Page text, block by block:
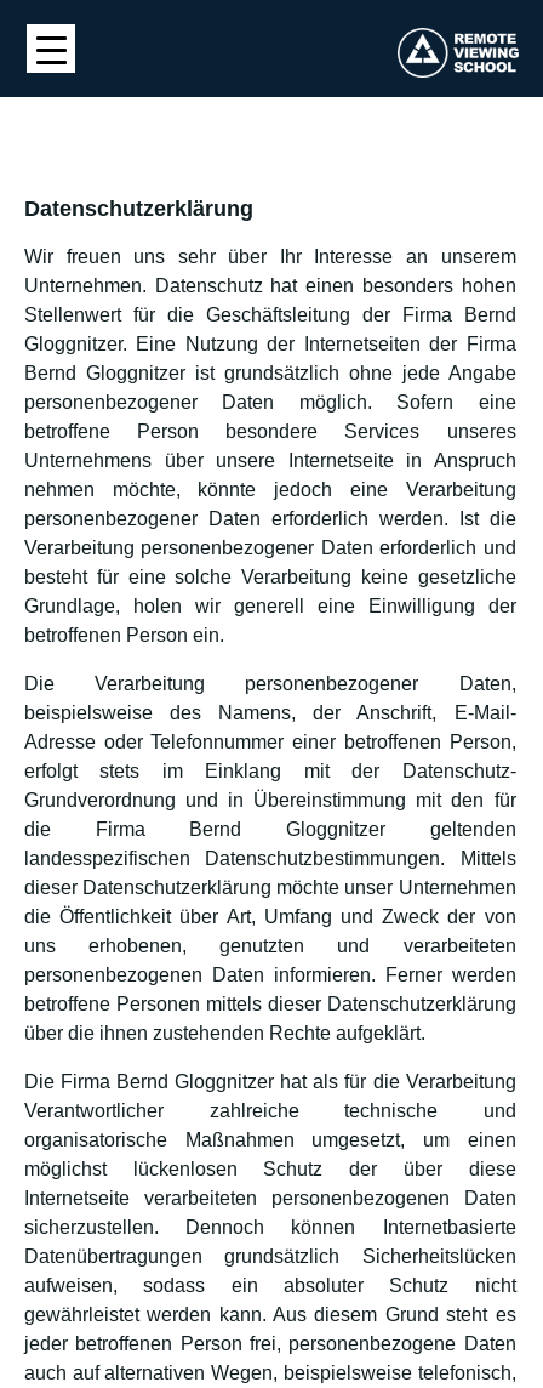
Datenschutzerklärung
Wir freuen uns sehr über Ihr Interesse an unserem
Unternehmen. Datenschutz hat einen besonders hohen
Stellenwert für die Geschäftsleitung der Firma Bernd
Gloggnitzer. Eine Nutzung der Internetseiten der Firma
Bernd Gloggnitzer ist grundsätzlich ohne jede Angabe
personenbezogener Daten möglich. Sofern eine
betroffene Person besondere Services unseres
Unternehmens über unsere Internetseite in Anspruch
nehmen möchte, könnte jedoch eine Verarbeitung
personenbezogener Daten erforderlich werden. Ist die
Verarbeitung personenbezogener Daten erforderlich und
besteht für eine solche Verarbeitung keine gesetzliche
Grundlage, holen wir generell eine Einwilligung der
betroffenen Person ein.
Die Verarbeitung personenbezogener Daten,
beispielsweise des Namens, der Anschrift, E-Mail-
Adresse oder Telefonnummer einer betroffenen Person,
erfolgt stets im Einklang mit der Datenschutz-
Grundverordnung und in Übereinstimmung mit den für
die Firma Bernd Gloggnitzer geltenden
landesspezifischen Datenschutzbestimmungen. Mittels
dieser Datenschutzerklärung möchte unser Unternehmen
die Öffentlichkeit über Art, Umfang und Zweck der von
uns erhobenen, genutzten und verarbeiteten
personenbezogenen Daten informieren. Ferner werden
betroffene Personen mittels dieser Datenschutzerklärung
über die ihnen zustehenden Rechte aufgeklärt.
Die Firma Bernd Gloggnitzer hat als für die Verarbeitung
Verantwortlicher zahlreiche technische und
organisatorische Maßnahmen umgesetzt, um einen
möglichst lückenlosen Schutz der über diese
Internetseite verarbeiteten personenbezogenen Daten
sicherzustellen. Dennoch können Internetbasierte
Datenübertragungen grundsätzlich Sicherheitslücken
aufweisen, sodass ein absoluter Schutz nicht
gewährleistet werden kann. Aus diesem Grund steht es
jeder betroffenen Person frei, personenbezogene Daten
auch auf alternativen Wegen, beispielsweise telefonisch,